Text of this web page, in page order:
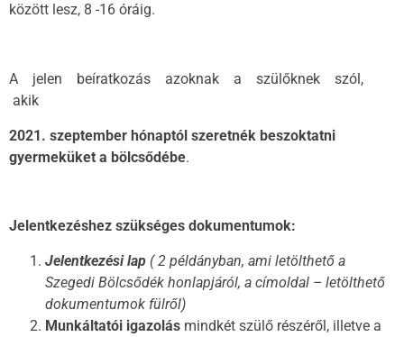
között lesz, 8 -16 óráig.
A jelen beíratkozás azoknak a szülőknek szól,
akik
2021. szeptember hónaptól szeretnék beszoktatni
gyermeküket a bölcsődébe.
Jelentkezéshez szükséges dokumentumok:
Jelentkezési lap ( 2 példányban, ami letölthető a
Szegedi Bölcsődék honlapjáról, a címoldal – letölthető
dokumentumok fülről)
Munkáltatói igazolás mindkét szülő részéről, illetve a